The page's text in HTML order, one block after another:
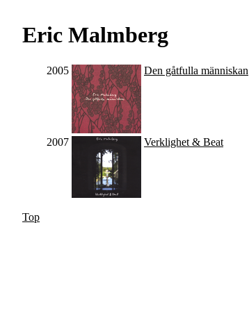
Eric Malmberg
2005 Den gåtfulla människan
2007 Verklighet & Beat
Top